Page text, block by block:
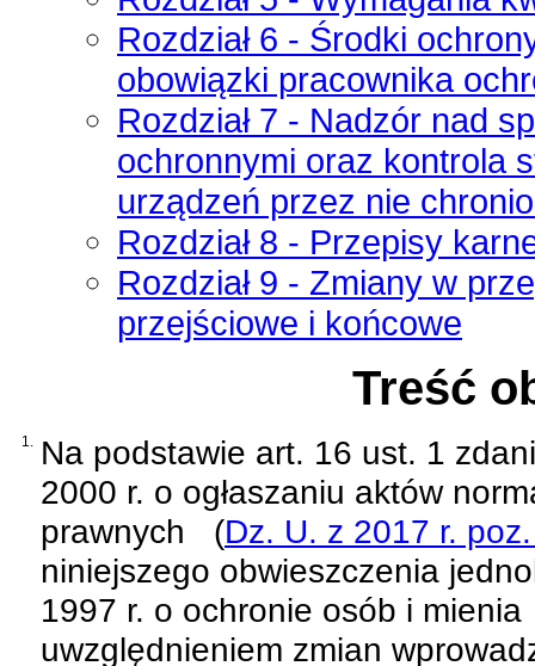
Rozdział 6 - Środki
obowiązki pracownika
Rozdział 7 - Nadzór nad
ochronnymi oraz kontrola
urządzeń przez nie
Rozdział 8 - Przepisy
Rozdział 9 - Zmiany w
przejściowe i końcowe
Treść
1. Na podstawie art. 16 ust. 1
2000 r. o ogłaszaniu aktów
prawnych
(Dz. U. z 2017 r.
niniejszego obwieszczenia
1997 r. o ochronie osób i mienia
uwzględnieniem zmian